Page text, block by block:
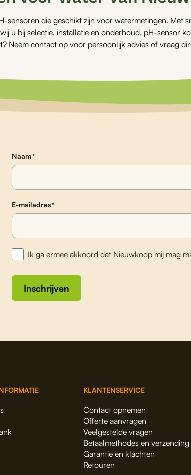
sensoren die geschikt zijn voor watermetingen. Met
u bij selectie, installatie en onderhoud. pH-sensor
Neem contact op voor persoonlijk advies of vraag
Naam*
E-mailadres*
Ik ga ermee akkoord dat Nieuwkoop mij mag
Inschrijven
KLANTENSERVICE
Contact opnemen
Offerte aanvragen
Veelgestelde vragen
Betaalmethodes en verzending
Garantie en klachten
Retouren